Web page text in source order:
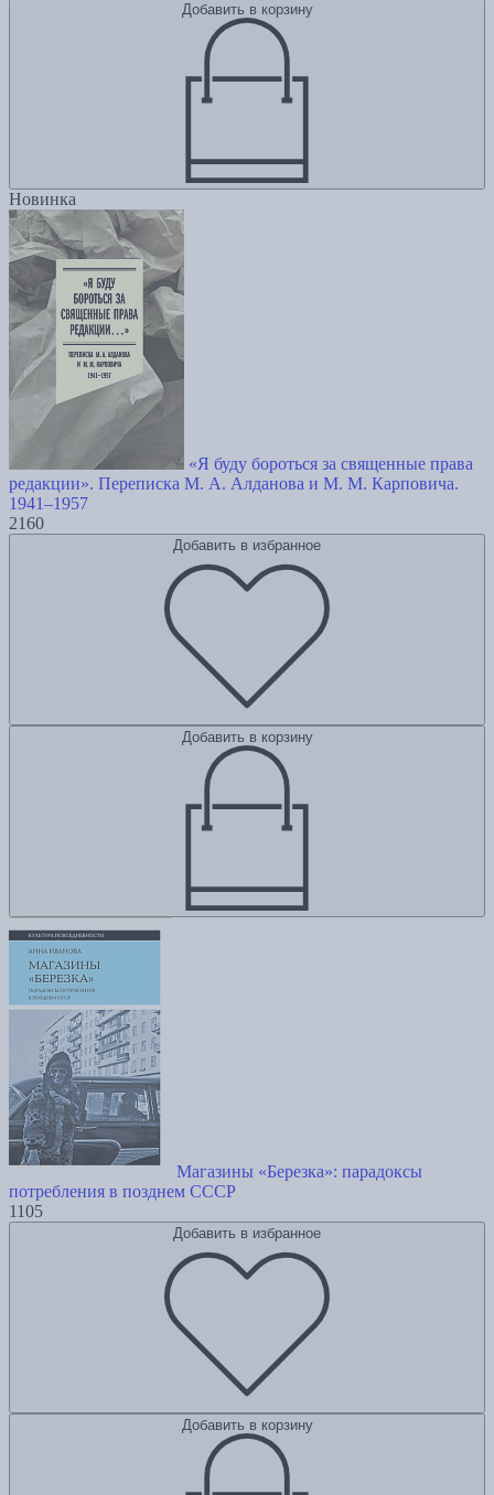
Добавить в корзину
Новинка
«Я буду бороться за священные права
редакции». Переписка М. А. Алданова и М. М. Карповича.
1941–1957
2160
Добавить в избранное
Добавить в корзину
Магазины «Березка»: парадоксы
потребления в позднем СССР
1105
Добавить в избранное
Добавить в корзину